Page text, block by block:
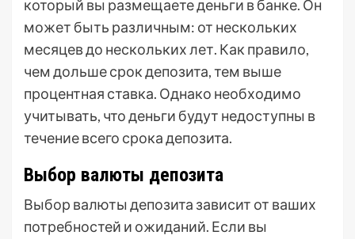
который вы размещаете деньги в банке. Он
может быть различным: от нескольких
месяцев до нескольких лет. Как правило,
чем дольше срок депозита, тем выше
процентная ставка. Однако необходимо
учитывать, что деньги будут недоступны в
течение всего срока депозита.
Выбор валюты депозита
Выбор валюты депозита зависит от ваших
потребностей и ожиданий. Если вы